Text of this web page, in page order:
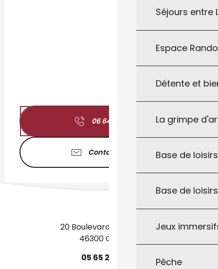
Séjours entre
Espace
Détente et
La grimpe
Base de
Base de
Jeux
Pêche
06 64 42 46
Contactez-nous
20 Boulevard des Martyrs
46300 Gourdon
05 65 27